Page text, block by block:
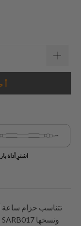
اشترِ أداة
تتناسب حزام ساعة